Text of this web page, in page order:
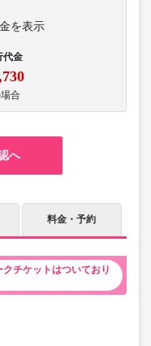
を表示
代金
合
へ
料金・予約
チケットはついており